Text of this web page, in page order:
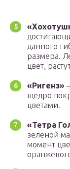
данного
размера.
цвет,
«Ригенз»
щедро
цветами.
«Тетра
зеленой
момент